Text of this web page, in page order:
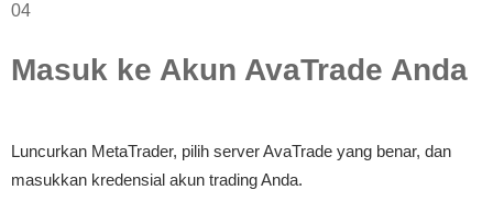
04
Masuk ke Akun AvaTrade Anda
Luncurkan MetaTrader, pilih server AvaTrade yang benar, dan
masukkan kredensial akun trading Anda.